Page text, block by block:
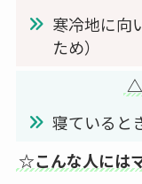
寒冷地に向
ため）
△
寝ていると
☆こんな人には